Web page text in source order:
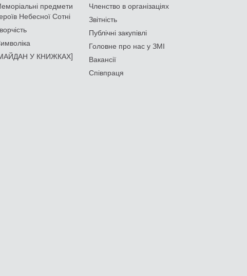
предмети
Небесної Сотні
У КНИЖКАХ]
Членство в організаціях
Звітність
Публічні закупівлі
Головне про нас у ЗМІ
Вакансії
Співпраця